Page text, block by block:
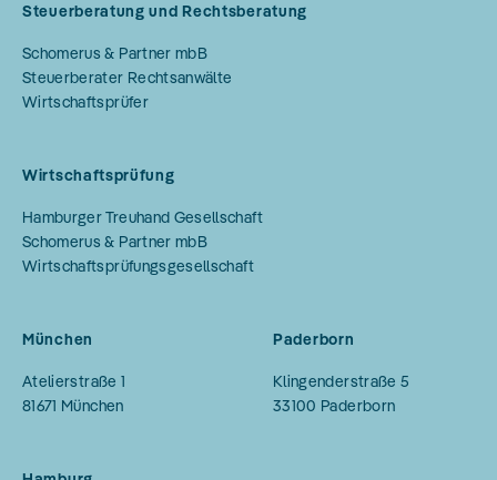
Steuerberatung und Rechtsberatung
Schomerus & Partner mbB
Steuerberater Rechtsanwälte
Wirtschaftsprüfer
Wirtschaftsprüfung
Hamburger Treuhand Gesellschaft
Schomerus & Partner mbB
Wirtschaftsprüfungsgesellschaft
München
Atelierstraße 1
81671 München
Paderborn
Klingenderstraße 5
33100 Paderborn